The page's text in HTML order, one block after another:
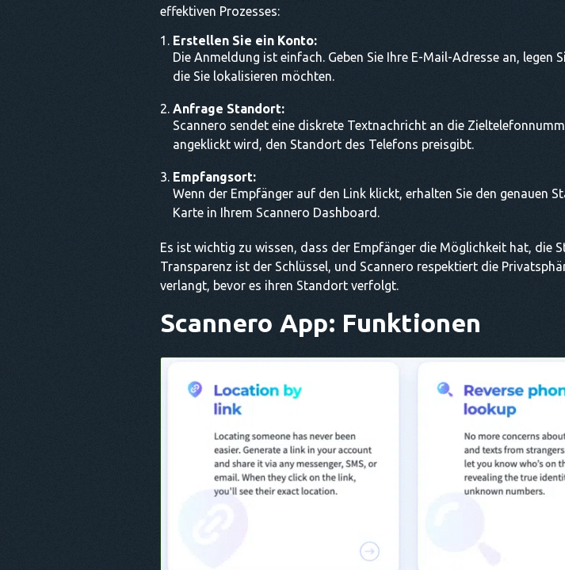
effektiven Prozesses:
Erstellen Sie ein Konto:
Die Anmeldung ist einfach. Geben Sie Ihre E-Mail-Adresse an,
die Sie lokalisieren möchten.
Anfrage Standort:
Scannero sendet eine diskrete Textnachricht an die
angeklickt wird, den Standort des Telefons preisgibt.
Empfangsort:
Wenn der Empfänger auf den Link klickt, erhalten Sie den genauen
Karte in Ihrem Scannero Dashboard.
Es ist wichtig zu wissen, dass der Empfänger die Möglichkeit hat, die
Transparenz ist der Schlüssel, und Scannero respektiert die
verlangt, bevor es ihren Standort verfolgt.
Scannero App: Funktionen